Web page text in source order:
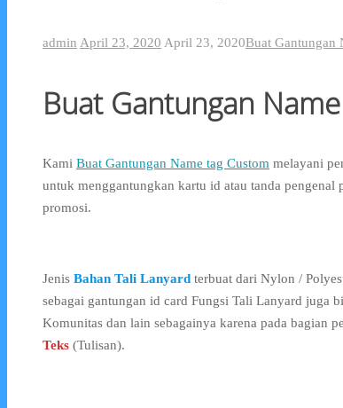
admin April 23, 2020 April 23, 2020Buat Gantungan
Buat Gantungan
Kami Buat Gantungan Name tag Custom melayani
untuk menggantungkan kartu id atau tanda
promosi.
Jenis Bahan Tali Lanyard terbuat dari Nylon /
sebagai gantungan id card Fungsi Tali Lanyard juga
Komunitas dan lain sebagainya karena pada bagian
Teks (Tulisan).